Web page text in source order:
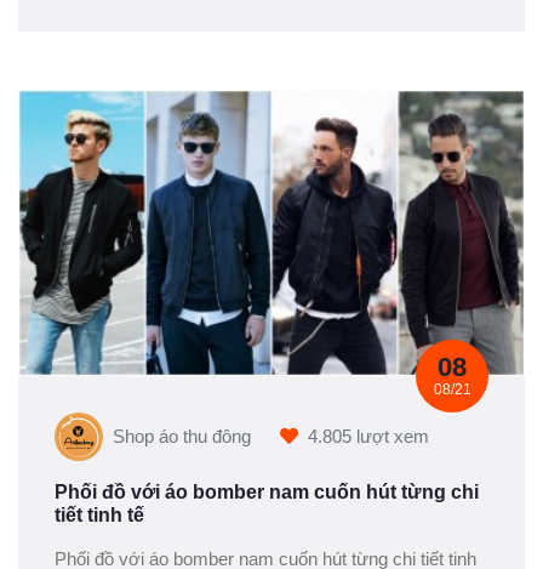
08
08/21
Shop áo thu đông 4.805 lượt xem
Phối đồ với áo bomber nam cuốn hút từng chi
tiết tinh tế
Phối đồ với áo bomber nam cuốn hút từng chi tiết tinh